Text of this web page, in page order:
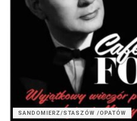
SANDOMIERZ/STASZÓW /OPATÓW